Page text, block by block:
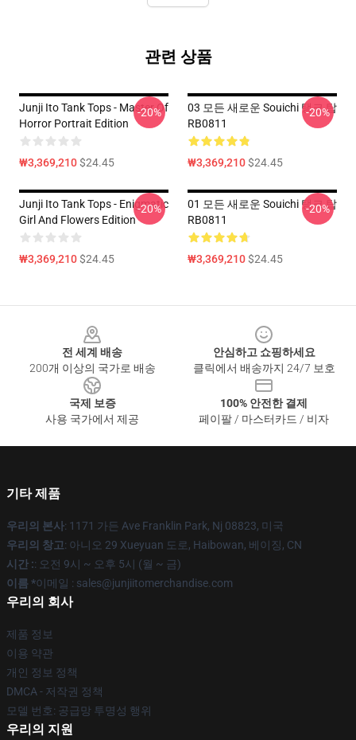
관련 상품
Junji Ito Tank Tops - Master Of
Horror Portrait Edition
₩3,369,210$24.45
-20%
03 모든 새로운 Souichi 탱크 탑
RB0811
₩3,369,210$24.45
-20%
Junji Ito Tank Tops - Enigmatic
Girl And Flowers Edition
₩3,369,210$24.45
-20%
01 모든 새로운 Souichi 탱크 탑
RB0811
₩3,369,210$24.45
-20%
전 세계 배송
200개 이상의 국가로 배송
안심하고 쇼핑하세요
클릭에서 배송까지 24/7 보호
국제 보증
사용 국가에서 제공
100% 안전한 결제
페이팔 / 마스터카드 / 비자
기타 제품
우리의 본사: 1171 가든 Ave Franklin Park, Nj 08823, 미국
우리의 창고: 아니오 29 Xueyuan 도로, Haibowan, 베이징, CN
시간 :: 오전 9시 ~ 오후 5시 (월 ~ 금)
이름 *이메일 : sales@junjiitomerchandise.com
우리의 회사
제품 정보
이용 약관
개인 정보 정책
DMCA - 저작권 정책
모델 번호: 공급망 투명성 행위
우리의 지원